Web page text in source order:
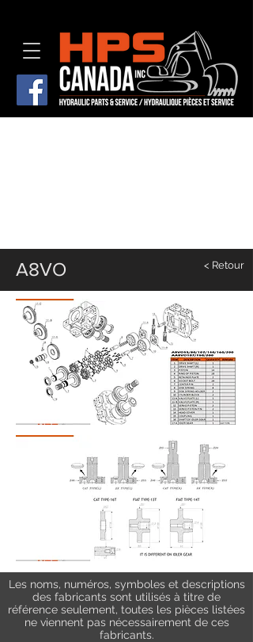
A8VO < Retour
Les noms, numéros, symboles et descriptions
des fabricants sont utilisés à titre de
référence seulement, toutes les pièces listées
ne viennent pas nécessairement de ces
fabricants.